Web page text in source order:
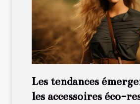
Les tendances
les accessoires éco-